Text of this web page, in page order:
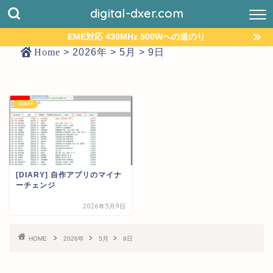
digital-dxer.com
EME対応 430MHz 500Wへの道のり
Home > 2026年 > 5月 > 9日
DIARY
[DIARY] 自作アプリのマイナ
ーチェンジ
2026年5月9日
HOME 2026年 5月 9日